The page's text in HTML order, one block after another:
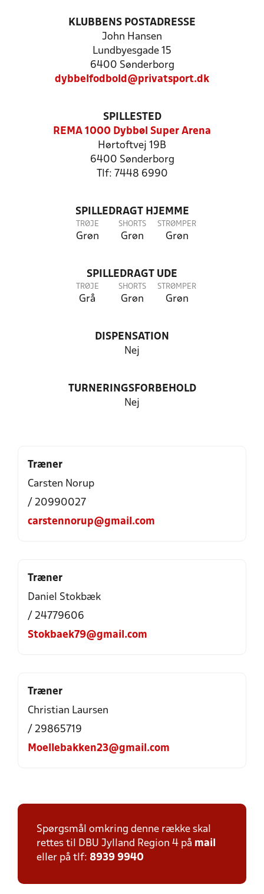
KLUBBENS POSTADRESSE
John Hansen
Lundbyesgade 15
6400 Sønderborg
dybbelfodbold@privatsport.dk
SPILLESTED
REMA 1000 Dybbøl Super Arena
Hørtoftvej 19B
6400 Sønderborg
Tlf: 7448 6990
SPILLEDRAGT HJEMME
TRØJE
Grøn
SHORTS
Grøn
STRØMPER
Grøn
SPILLEDRAGT UDE
TRØJE
Grå
SHORTS
Grøn
STRØMPER
Grøn
DISPENSATION
Nej
TURNERINGSFORBEHOLD
Nej
Træner
Carsten Norup
/ 20990027
carstennorup@gmail.com
Træner
Daniel Stokbæk
/ 24779606
Stokbaek79@gmail.com
Træner
Christian Laursen
/ 29865719
Moellebakken23@gmail.com
Spørgsmål omkring denne række skal
rettes til DBU Jylland Region 4 på mail
eller på tlf: 8939 9940